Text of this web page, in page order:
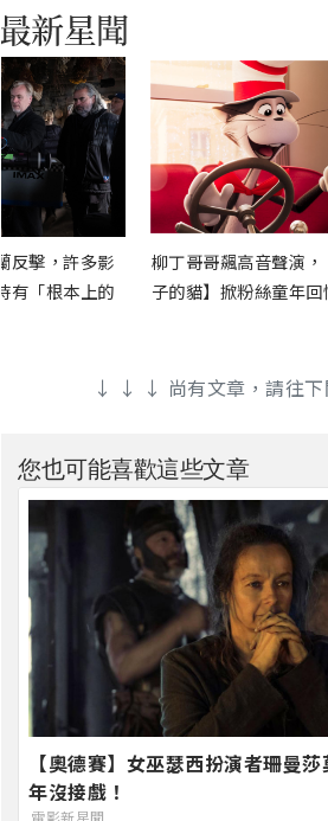
反擊，許多影
有「根本上的
柳丁哥哥飆高音聲演，
子的貓】掀粉絲童年回
↓ ↓ ↓ 尚有文章，請往
您也可能喜歡這些文章
【奧德賽】女巫瑟西扮演者珊曼
年沒接戲！